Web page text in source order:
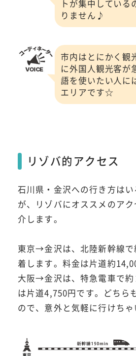
トが集中している
りません♪
市内はとにかく観
に外国人観光客が
語を使いたい人に
エリアです☆
リゾバ的アクセス
石川県・金沢への行き方は
が、リゾバにオススメのア
介します。
東京→金沢は、北陸新幹線で
着します。料金は片道約
大阪→金沢は、特急電車で約
は片道4,750円です。どちら
ので、意外と気軽に行けち